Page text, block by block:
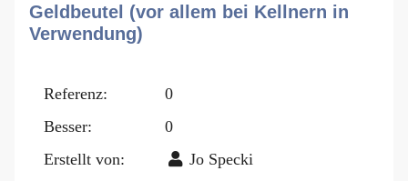
Forum
Geldbeutel (vor allem bei Kellnern in
Verwendung)
Referenz:
0
Besser:
0
Erstellt von:
Jo Specki